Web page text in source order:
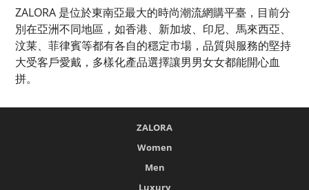
ZALORA 是位於東南亞最大的時尚潮流網購平臺，目前分
別在亞洲不同地區，如香港、新加坡、印尼、馬來西亞、
汶莱、菲律賓等都有各自的穩定市場，品質與服務的堅持
大受客戶愛戴，多樣化產品選擇讓男男女女都能開心血
拼。
ZALORA
Women
Men
Luxury